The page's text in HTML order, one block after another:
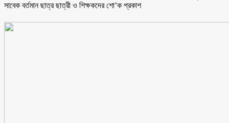
সাবেক বর্তমান ছাত্র ছাত্রী ও শিক্ষকদের শো’ক প্রকাশ